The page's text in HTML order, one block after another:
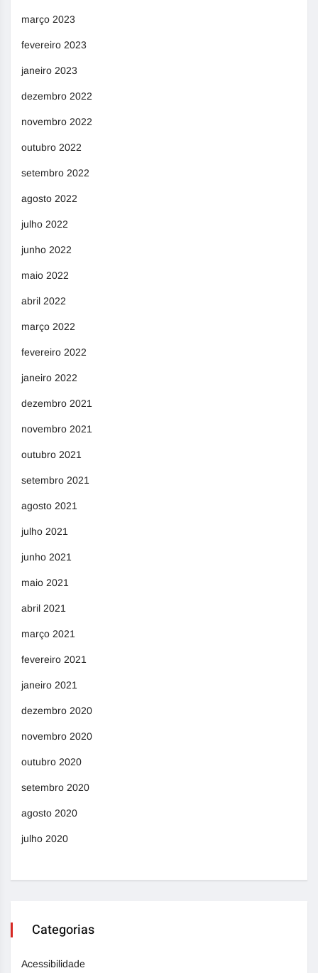
março 2023
fevereiro 2023
janeiro 2023
dezembro 2022
novembro 2022
outubro 2022
setembro 2022
agosto 2022
julho 2022
junho 2022
maio 2022
abril 2022
março 2022
fevereiro 2022
janeiro 2022
dezembro 2021
novembro 2021
outubro 2021
setembro 2021
agosto 2021
julho 2021
junho 2021
maio 2021
abril 2021
março 2021
fevereiro 2021
janeiro 2021
dezembro 2020
novembro 2020
outubro 2020
setembro 2020
agosto 2020
julho 2020
Categorias
Acessibilidade